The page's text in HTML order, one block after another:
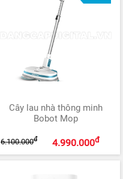
Cây lau nhà thông minh
Bobot Mop
4.990.000đ
6.100.000đ